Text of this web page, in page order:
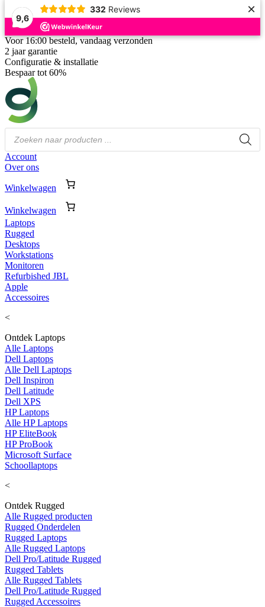
9,6
332 Reviews ×
Voor 16:00 besteld, vandaag verzonden
2 jaar garantie
Configuratie & installatie
Bespaar tot 60%
Producten
zoeken
Account
Over ons
Winkelwagen
Winkelwagen
Laptops
Rugged
Desktops
Workstations
Monitoren
Refurbished JBL
Apple
Accessoires
<
Ontdek Laptops
Alle Laptops
Dell Laptops
Alle Dell Laptops
Dell Inspiron
Dell Latitude
Dell XPS
HP Laptops
Alle HP Laptops
HP EliteBook
HP ProBook
Microsoft Surface
Schoollaptops
<
Ontdek Rugged
Alle Rugged producten
Rugged Onderdelen
Rugged Laptops
Alle Rugged Laptops
Dell Pro/Latitude Rugged
Rugged Tablets
Alle Rugged Tablets
Dell Pro/Latitude Rugged
Rugged Accessoires